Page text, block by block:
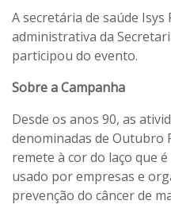
A secretária de saúde
administrativa da
participou do evento.
Sobre a Campanha
Desde os anos 90, as
denominadas de Outubro
remete à cor do laço que
usado por empresas e
prevenção do câncer de